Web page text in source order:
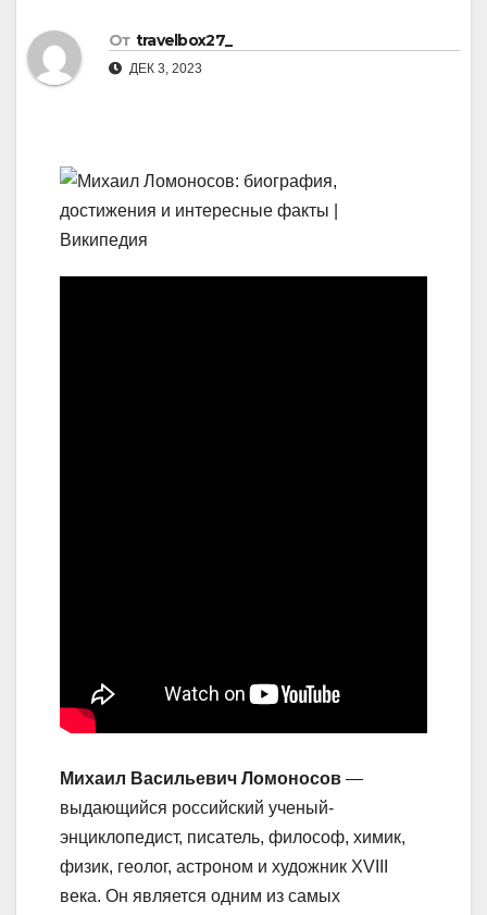
От travelbox27_
ДЕК 3, 2023
Михаил Васильевич Ломоносов —
выдающийся российский ученый-
энциклопедист, писатель, философ, химик,
физик, геолог, астроном и художник XVIII
века. Он является одним из самых